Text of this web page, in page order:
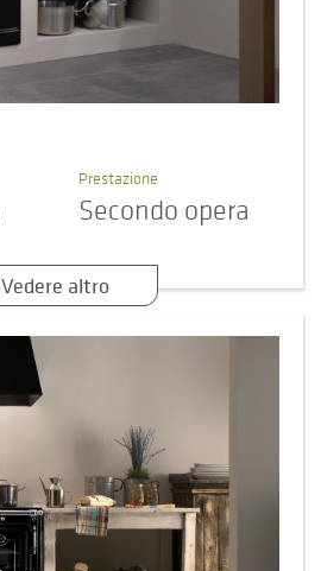
Prestazione
Secondo opera
Vedere altro